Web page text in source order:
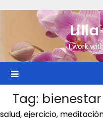
Lilia
I work
Tag: bienestar
salud, ejercicio,